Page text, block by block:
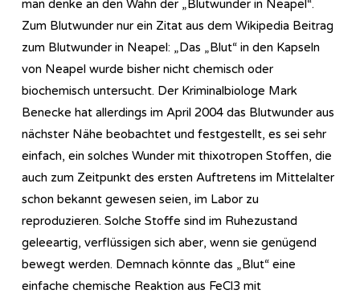
man denke an den Wahn der „Blutwunder in Neapel“.
Zum Blutwunder nur ein Zitat aus dem Wikipedia Beitrag
zum Blutwunder in Neapel: „Das „Blut“ in den Kapseln
von Neapel wurde bisher nicht chemisch oder
biochemisch untersucht. Der Kriminalbiologe Mark
Benecke hat allerdings im April 2004 das Blutwunder aus
nächster Nähe beobachtet und festgestellt, es sei sehr
einfach, ein solches Wunder mit thixotropen Stoffen, die
auch zum Zeitpunkt des ersten Auftretens im Mittelalter
schon bekannt gewesen seien, im Labor zu
reproduzieren. Solche Stoffe sind im Ruhezustand
geleeartig, verflüssigen sich aber, wenn sie genügend
bewegt werden. Demnach könnte das „Blut“ eine
einfache chemische Reaktion aus FeCl3 mit